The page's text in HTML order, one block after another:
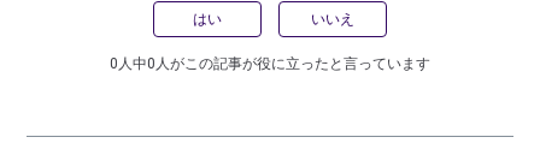
はい いいえ
0人中0人がこの記事が役に立ったと言っています